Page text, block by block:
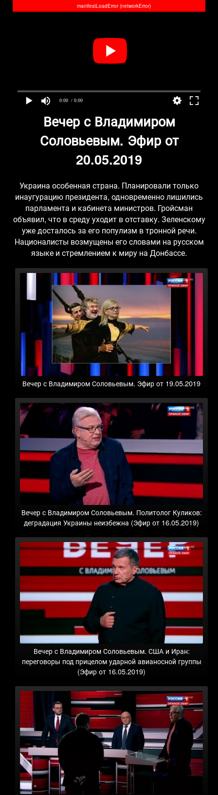
0:00 / 0:00
manifestLoadError (networkError)
Вечер с Владимиром
Соловьевым. Эфир от
20.05.2019
Украина особенная страна. Планировали только
инаугурацию президента, одновременно лишились
парламента и кабинета министров. Гройсман
объявил, что в среду уходит в отставку. Зеленскому
уже досталось за его популизм в тронной речи.
Националисты возмущены его словами на русском
языке и стремлением к миру на Донбассе.
Вечер с Владимиром Соловьевым. Эфир от 19.05.2019
Вечер с Владимиром Соловьевым. Политолог Куликов:
деградация Украины неизбежна (Эфир от 16.05.2019)
Вечер с Владимиром Соловьевым. США и Иран:
переговоры под прицелом ударной авианосной группы
(Эфир от 16.05.2019)